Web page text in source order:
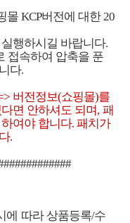
KCP버전에 대한 20
행하시길 바랍니다.
접속하여 압축을 푼
다.
버전정보(쇼핑몰)를
면 안하셔도 되며, 패
여야 합니다. 패치가
.
에 따라 상품등록/수